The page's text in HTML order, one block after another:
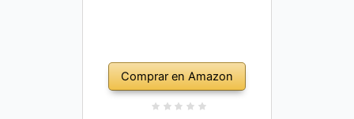
Comprar en Amazon